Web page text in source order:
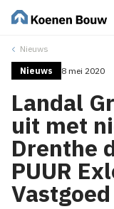
Nieuws
Nieuws 8 mei 2020
Landal
uit met
Drenthe
PUUR
Vastgoed